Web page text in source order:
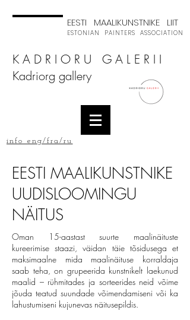
EESTI MAALIKUNSTNIKE LIIT
ESTONIAN PAINTERS ASSOCIATION
K A D R I O R U G A L E R I I
Kadriorg gallery
info eng/fra/ru
EESTI MAALIKUNSTNIKE
UUDISLOOMINGU
NÄITUS
Oman 15-aastast suurte maalinäituste
kureerimise staazi, väidan täie tõsidusega et
maksimaalne mida maalinäituse korraldaja
saab teha, on grupeerida kunstnikelt laekunud
maalid – rühmitades ja sorteerides neid võime
jõuda teatud suundade võimendamiseni või ka
lahustumiseni kujunevas näitusepildis.